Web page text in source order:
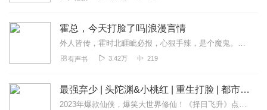
但是感觉实际是个男的，而且穿成男的时剧情是真无语。
2021-05-24
第一个故事 死的那么安详说好的报复呢...而且其他2家还是主
霍总，今天打脸了吗|浪漫言情
外人皆传，霍时北睚眦必报，心狠手辣，是个魔鬼。姜烟也这么认为。他在阴暗丛生的霍家长大，在腥风血雨中艰难求生，他曾满手鲜血，也曾刀光剑影。他从最残酷的兄弟之争中踩...
有声书 3.42万 219
最强弃少 | 头陀渊&小桃红 | 重生打脸 | 都市修真
2023年爆款仙侠，爆笑大世界修仙！《择日飞升》点击传送2021年神书力荐：《大奉打更人》限时免费不容错过【强烈推荐】●独一无二的都市修真●千万点击，起点榜...